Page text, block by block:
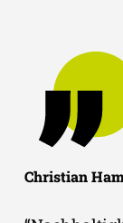
Christian